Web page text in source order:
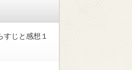
すじと感想１